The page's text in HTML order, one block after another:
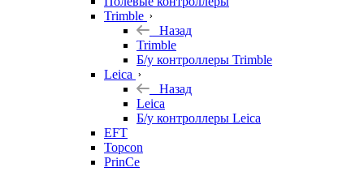
Trimble
Назад
Trimble
Б/у контроллеры Trimble
Leica
Назад
Leica
Б/у контроллеры Leica
EFT
Topcon
PrinCe